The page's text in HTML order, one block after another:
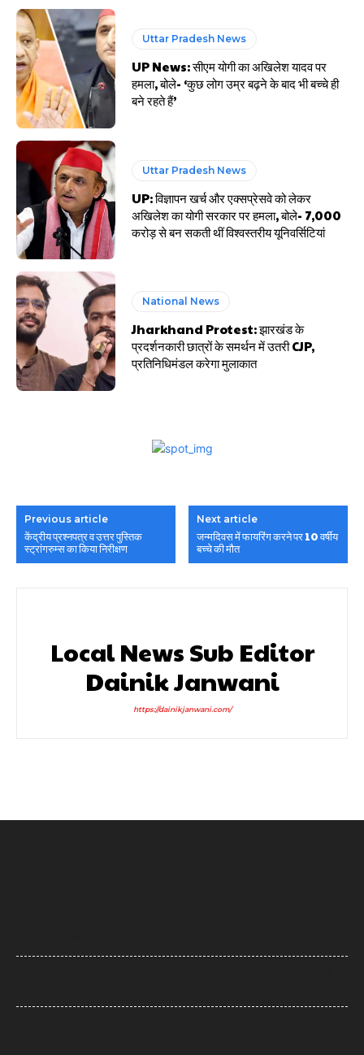
Uttar Pradesh News
UP News: सीएम योगी का अखिलेश यादव पर
हमला, बोले- ‘कुछ लोग उम्र बढ़ने के बाद भी बच्चे ही
बने रहते हैं’
Uttar Pradesh News
UP: विज्ञापन खर्च और एक्सप्रेसवे को लेकर
अखिलेश का योगी सरकार पर हमला, बोले- 7,000
करोड़ से बन सकती थीं विश्वस्तरीय यूनिवर्सिटियां
National News
Jharkhand Protest: झारखंड के
प्रदर्शनकारी छात्रों के समर्थन में उतरी CJP,
प्रतिनिधिमंडल करेगा मुलाकात
Previous article
केंद्रीय प्रश्नपत्र व उत्तर पुस्तिक
स्ट्रांगरुम्स का किया निरीक्षण
Next article
जन्मदिवस में फायरिंग करने पर 10 वर्षीय
बच्चे की मौत
Local News Sub Editor
Dainik Janwani
https://dainikjanwani.com/